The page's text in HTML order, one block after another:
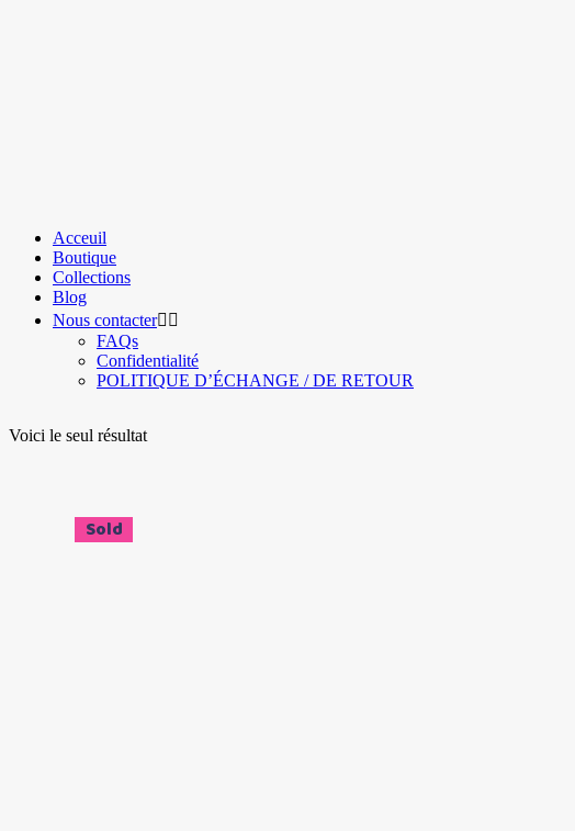
Acceuil
Boutique
Collections
Blog
Nous contacter
FAQs
Confidentialité
POLITIQUE D’ÉCHANGE / DE RETOUR
Voici le seul résultat
Sale
Sold